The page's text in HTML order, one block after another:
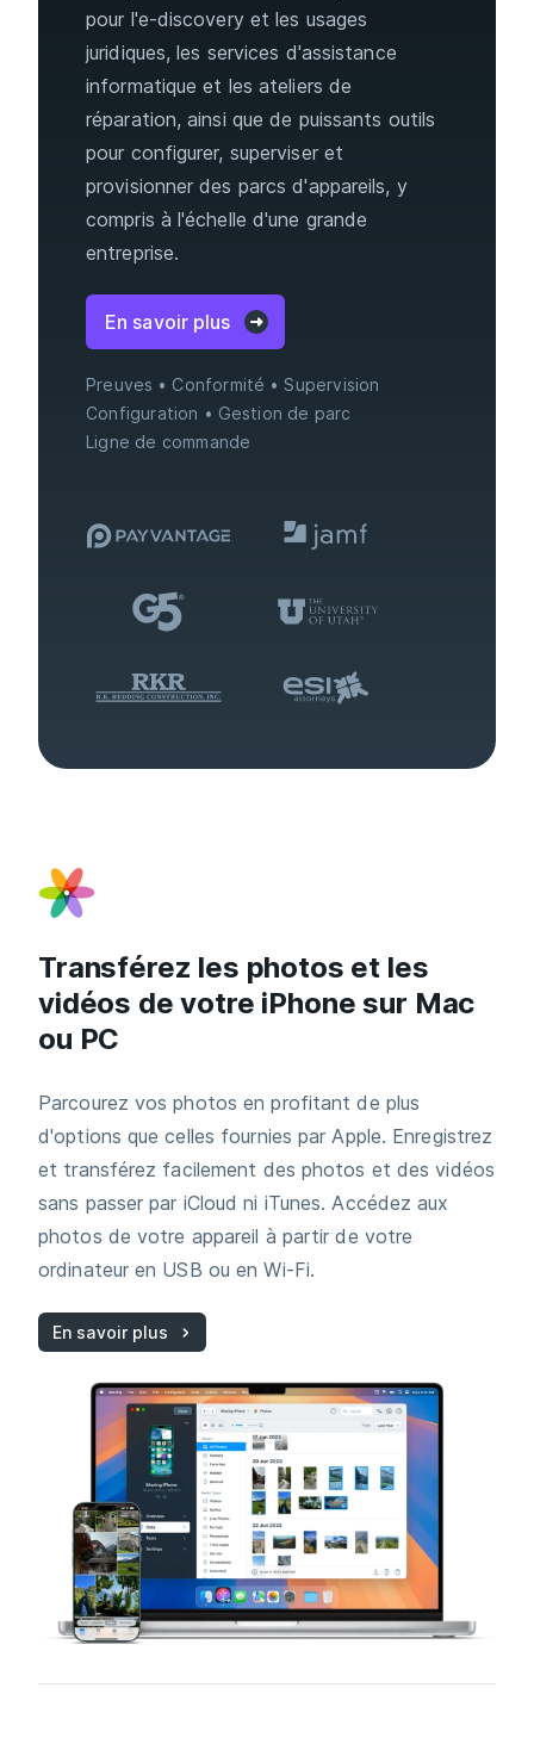
pour l'e-discovery et les usages
juridiques, les services d'assistance
informatique et les ateliers de
réparation, ainsi que de puissants outils
pour configurer, superviser et
provisionner des parcs d'appareils, y
compris à l'échelle d'une grande
entreprise.
En savoir plus
Preuves Conformité
Supervision
Configuration
Gestion de parc
Ligne de commande
Transférez les photos et les
vidéos de votre iPhone sur Mac
ou PC
Parcourez vos photos en profitant de plus
d'options que celles fournies par Apple. Enregistrez
et transférez facilement des photos et des vidéos
sans passer par iCloud ni iTunes. Accédez aux
photos de votre appareil à partir de votre
ordinateur en USB ou en Wi-Fi.
En savoir plus